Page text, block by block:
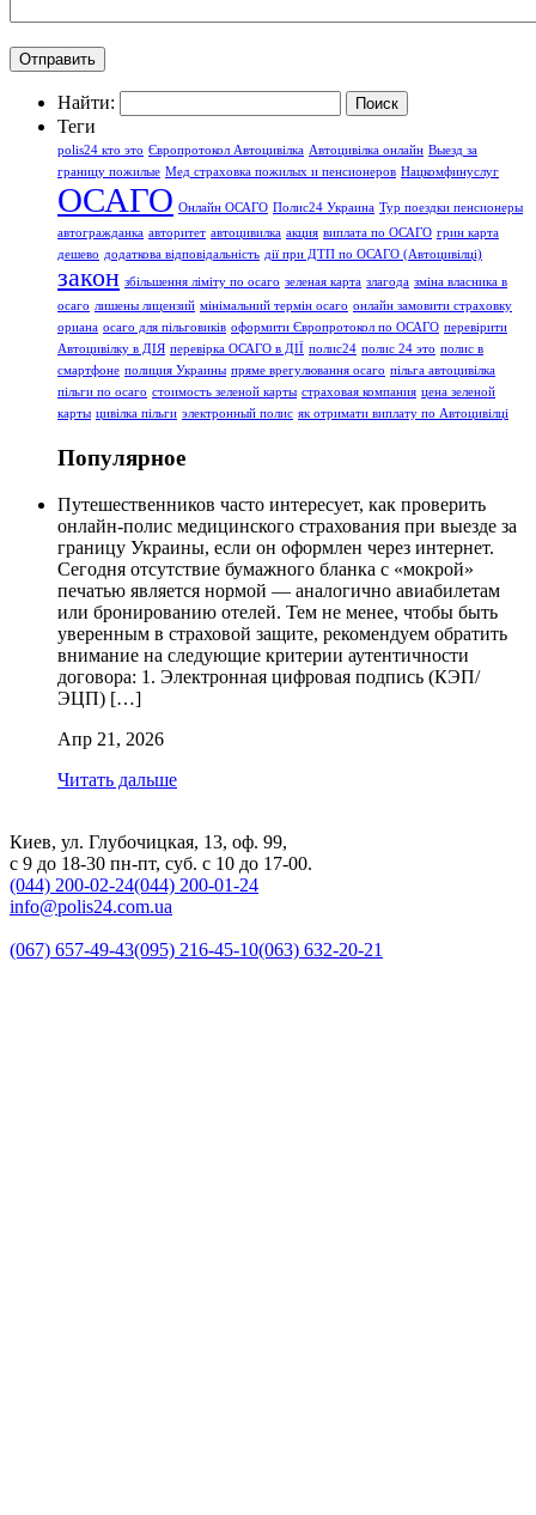
Найти:
Теги
polis24 кто это Європротокол Автоцивілка Автоцивілка онлайн Выезд за
границу пожилые Мед страховка пожилых и пенсионеров Нацкомфинуслуг
ОСАГО Онлайн ОСАГО Полис24 Украина Тур поездки пенсионеры
автогражданка авторитет автоцивилка акция виплата по ОСАГО грин карта
дешево додаткова відповідальність дії при ДТП по ОСАГО (Автоцивілці)
закон збільшення ліміту по осаго зеленая карта злагода зміна власника в
осаго лишены лицензий мінімальний термін осаго онлайн замовити страховку
ориана осаго для пільговиків оформити Європротокол по ОСАГО перевірити
Автоцивілку в ДІЯ перевірка ОСАГО в ДІЇ полис24 полис 24 это полис в
смартфоне полиция Украины пряме врегулювання осаго пільга автоцивілка
пільги по осаго стоимость зеленой карты страховая компания цена зеленой
карты цивілка пільги электронный полис як отримати виплату по Автоцивілці
Популярное
Путешественников часто интересует, как проверить
онлайн-полис медицинского страхования при выезде за
границу Украины, если он оформлен через интернет.
Сегодня отсутствие бумажного бланка с «мокрой»
печатью является нормой — аналогично авиабилетам
или бронированию отелей. Тем не менее, чтобы быть
уверенным в страховой защите, рекомендуем обратить
внимание на следующие критерии аутентичности
договора: 1. Электронная цифровая подпись (КЭП/
ЭЦП) […]
Апр 21, 2026
Читать дальше
Киев, ул. Глубочицкая, 13, оф. 99,
с 9 до 18-30 пн-пт, суб. с 10 до 17-00.
(044) 200-02-24(044) 200-01-24
info@polis24.com.ua
(067) 657-49-43(095) 216-45-10(063) 632-20-21